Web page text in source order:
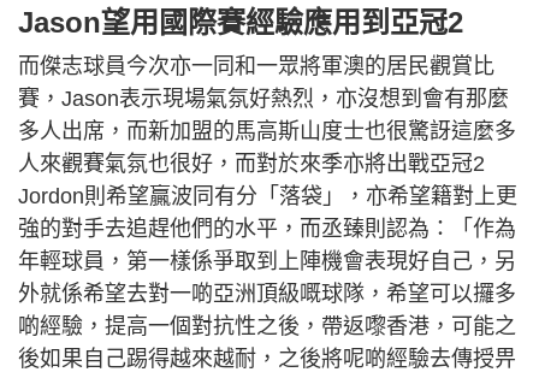
Jason望用國際賽經驗應用到亞冠2
而傑志球員今次亦一同和一眾將軍澳的居民觀賞比
賽，Jason表示現場氣氛好熱烈，亦沒想到會有那麼
多人出席，而新加盟的馬高斯山度士也很驚訝這麼多
人來觀賽氣氛也很好，而對於來季亦將出戰亞冠2
Jordon則希望贏波同有分「落袋」，亦希望籍對上更
強的對手去追趕他們的水平，而丞臻則認為：「作為
年輕球員，第一樣係爭取到上陣機會表現好自己，另
外就係希望去對一啲亞洲頂級嘅球隊，希望可以攞多
啲經驗，提高一個對抗性之後，帶返嚟香港，可能之
後如果自己踢得越來越耐，之後將呢啲經驗去傳授畀